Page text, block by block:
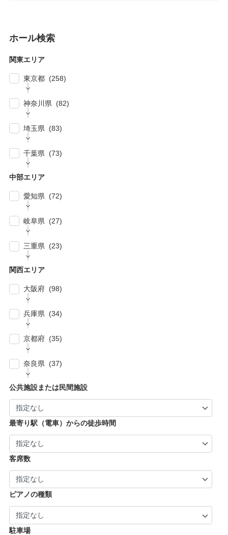
ホール検索
関東エリア
東京都 (258)
| … 新宿区・渋谷区 (39)
| … 品川区・大田区 (10)
| … 目黒区・世田谷区 (21)
| … 中野区・杉並区 (13)
| … 北区・台東区・足立区・荒川区 (24)
| … 八王子市・武蔵野市・三鷹市・日野市・西
福生市・あきる野市・羽村市 (8)
神奈川県 (82)
| … 横浜市 (44)
| … 相模原市・茅ヶ崎市・平塚市 (5)
| … 厚木市・小田原市・町田市・大和市・海老
埼玉県 (83)
| … 春日部市・富士見市・ふじみ野市 (4)
| … 比企郡・入間郡・入間市・秩父市・秩父
| … 川口市・越谷市・川越市 (14)
| … 朝霞市・上尾市・志木市 (6)
千葉県 (73)
| … 千葉市・船橋市・松戸市 (21)
| … 浦安市・市原市・八千代市・佐倉市 (14)
| … 野田市・成田市・木更津市・茂原市・我孫
中部エリア
愛知県 (72)
| … 名古屋市 (27)
| … 稲沢市/・尾張旭市・瀬戸市・日進市 (10)
| … 豊明市・東海市・大府市・刈谷市 (7)
| … 知立市・安城市・豊田市・岡崎市 (12)
岐阜県 (27)
| … 岐阜市・大垣市 (10)
川市 (5)
三重県 (23)
| … 津市・四日市市 (9)
| … 鈴鹿市・松阪市・桑名市 (8)
| … 伊勢市・志摩市 (3)
関西エリア
大阪府 (98)
| … 大阪市 ・堺市 (61)
| … 豊中市・吹田市 ・高槻市・茨木市 (15)
| … 八尾市・寝屋川市・岸和田市・守口市 (5)
河内長野市 (3)
兵庫県 (34)
| … 神戸市・芦屋市 (15)
| … 姫路市・明石市・伊丹市 (8)
| … 加古川市・川西市 (4)
京都府 (35)
| … 京都市・宇治市 (16)
市・京丹後市 (6)
| … 福知山市・城陽市・京田辺市・木津川市 (9)
| … 長岡京市・亀岡市・舞鶴市 (4)
奈良県 (37)
| … 奈良市・橿原市・生駒市・生駒郡 (21)
| … 葛城市・平群町・王寺町・大和高田市 (6)
| … 御所市・五條市・宇陀市 (3)
公共施設または民間施設
最寄り駅（電車）からの徒歩時間
客席数
ピアノの種類
駐車場